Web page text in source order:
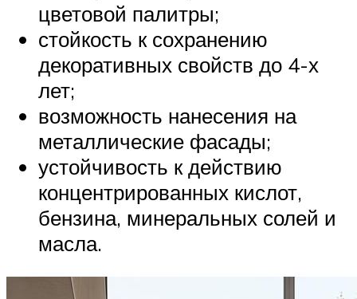
цветовой палитры;
стойкость к сохранению
декоративных свойств до 4-х
лет;
возможность нанесения на
металлические фасады;
устойчивость к действию
концентрированных кислот,
бензина, минеральных солей и
масла.